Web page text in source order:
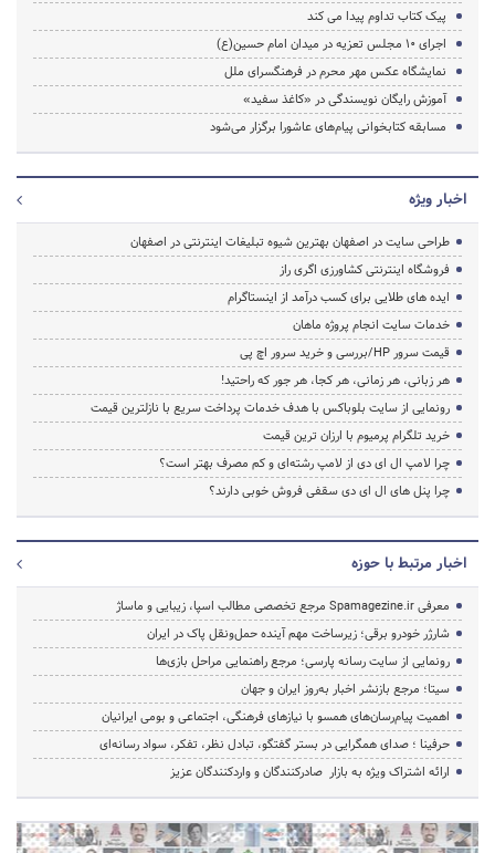
پیک کتاب تداوم پیدا می کند
اجرای 10 مجلس تعزیه در میدان امام حسین(ع)‌
نمایشگاه عکس مهر محرم در فرهنگسرای ملل
آموزش رایگان نویسندگی در «کاغذ سفید»
مسابقه کتابخوانی پیام‌های عاشورا برگزار می‌شود
اخبار ویژه
طراحی سایت در اصفهان بهترین شیوه تبلیغات اینترنتی در اصفهان
فروشگاه اینترنتی کشاورزی اگری راز
ایده های طلایی برای کسب درآمد از اینستاگرام
خدمات سایت انجام پروژه ماهان
قیمت سرور HP/بررسی و خرید سرور اچ پی
هر زبانی، هر زمانی، هر کجا، هر جور که راحتید!
رونمایی از سایت بلوباکس با هدف خدمات پرداخت سریع با نازلترین قیمت
خرید تلگرام پرمیوم با ارزان ترین قیمت
چرا لامپ ال ای دی از لامپ رشته‌ای و کم مصرف بهتر است؟
چرا پنل های ال ای دی سقفی فروش خوبی دارند؟
اخبار مرتبط با حوزه
معرفی Spamagezine.ir مرجع تخصصی مطالب اسپا، زیبایی و ماساژ
شارژر خودرو برقی؛ زیرساخت مهم آینده حمل‌ونقل پاک در ایران
رونمایی از سایت رسانه پارسی؛ مرجع راهنمایی مراحل بازی‌ها
سیتا؛ مرجع بازنشر اخبار به‌روز ایران و جهان
اهمیت پیام‌رسان‌های همسو با نیازهای فرهنگی، اجتماعی و بومی ایرانیان
حرفینا ؛ صدای همگرایی در بستر گفتگو، تبادل نظر، تفکر، سواد رسانه‌ای
ارائه اشتراک ویژه به بازار صادرکنندگان و واردکنندگان عزیز